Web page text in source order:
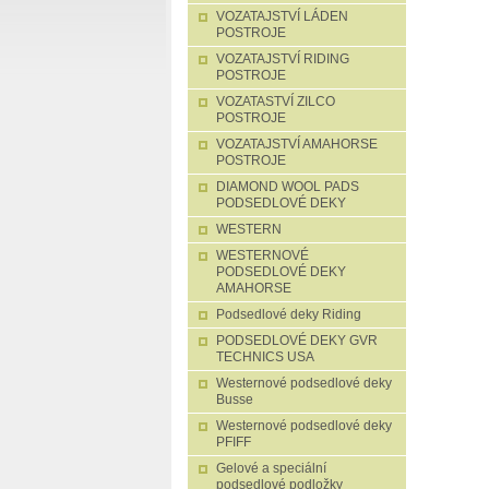
VOZATAJSTVÍ LÁDEN
POSTROJE
VOZATAJSTVÍ RIDING
POSTROJE
VOZATASTVÍ ZILCO
POSTROJE
VOZATAJSTVÍ AMAHORSE
POSTROJE
DIAMOND WOOL PADS
PODSEDLOVÉ DEKY
WESTERN
WESTERNOVÉ
PODSEDLOVÉ DEKY
AMAHORSE
Podsedlové deky Riding
PODSEDLOVÉ DEKY GVR
TECHNICS USA
Westernové podsedlové deky
Busse
Westernové podsedlové deky
PFIFF
Gelové a speciální
podsedlové podložky